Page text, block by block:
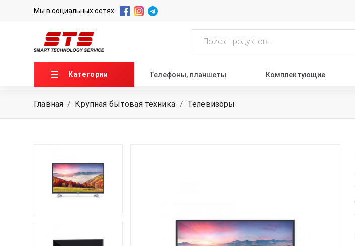
Мы в социальных сетях:
Категории Телефоны, планшеты Комплектующие
ГЛАВНАЯ
КОНТАКТЫ
Главная / Крупная бытовая техника / Телевизоры